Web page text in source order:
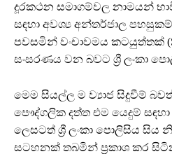
දූරකථන සමාගම්වල නාමයන්
සඳහා අවශ්‍ය අන්තර්ජාල
පවසමින් වංචාවමය කටයුත්තක්
සංසරණය වන බවට ශ්‍රී ලංකා
මෙම සියල්ල ම ව්‍යාජ සිදුවීම්
පෞද්ගලික දත්ත එම යෙදුම්
ලෙසටත් ශ්‍රී ලංකා පොලිසිය
සටහනක් තබමින් ප්‍රකාශ කර